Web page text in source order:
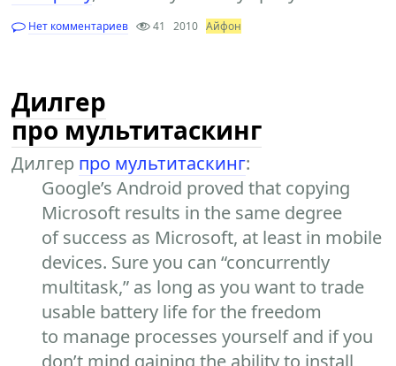
Нет комментариев 41 2010 Айфон
Дилгер
про мультитаскинг
Дилгер про мультитаскинг:
Google’s Android proved that copying
Microsoft results in the same degree
of success as Microsoft, at least in mobile
devices. Sure you can “concurrently
multitask,” as long as you want to trade
usable battery life for the freedom
to manage processes yourself and if you
don’t mind gaining the ability to install